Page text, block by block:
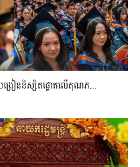
រៀននិស្សិតផ្តោតលើគុណភ...